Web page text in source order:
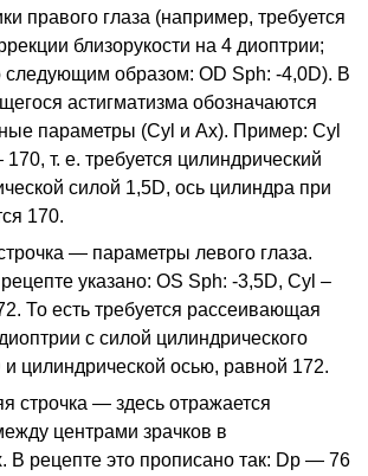
правого глаза (например, требуется
близорукости на 4 диоптрии;
следующим образом: OD Sph: -4,0D). В
астигматизма обозначаются
параметры (Cyl и Ax). Пример: Cyl
т. е. требуется цилиндрический
силой 1,5D, ось цилиндра при
170.
— параметры левого глаза.
указано: OS Sph: -3,5D, Cyl –
То есть требуется рассеивающая
с силой цилиндрического
и цилиндрической осью, равной 172.
строчка — здесь отражается
центрами зрачков в
В рецепте это прописано так: Dp — 76